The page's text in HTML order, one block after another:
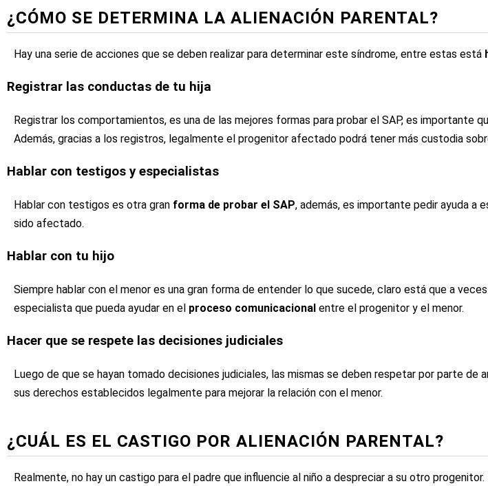
¿CÓMO SE DETERMINA LA ALIENACIÓN PARENTAL?
Hay una serie de acciones que se deben realizar para determinar este síndrome, entre estas está
Registrar las conductas de tu hija
Registrar los comportamientos, es una de las mejores formas para probar el SAP, es importante
Además, gracias a los registros, legalmente el progenitor afectado podrá tener más custodia
Hablar con testigos y especialistas
Hablar con testigos es otra gran forma de probar el SAP, además, es importante pedir ayuda a
sido afectado.
Hablar con tu hijo
Siempre hablar con el menor es una gran forma de entender lo que sucede, claro está que a
especialista que pueda ayudar en el proceso comunicacionalentre el progenitor y el menor.
Hacer que se respete las decisiones judiciales
Luego de que se hayan tomado decisiones judiciales, las mismas se deben respetar por parte
sus derechos establecidos legalmente para mejorar la relación con el menor.
¿CUÁL ES EL CASTIGO POR ALIENACIÓN PARENTAL?
Realmente, no hay un castigo para el padre que influencie al niño a despreciar a su otro